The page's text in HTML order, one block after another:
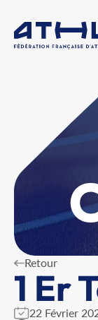
Retour
1 Er
22 Février